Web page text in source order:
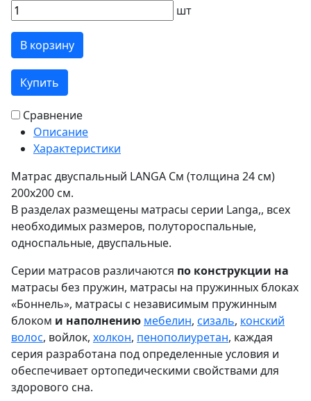
шт
В корзину
Купить
Сравнение
Описание
Характеристики
Матрас двуспальный LANGA См (толщина 24 см)
200х200 см.
В разделах размещены матрасы серии Langa,, всех
необходимых размеров, полутороспальные,
односпальные, двуспальные.
Серии матрасов различаются по конструкции на
матрасы без пружин, матрасы на пружинных блоках
«Боннель», матрасы с независимым пружинным
блоком и наполнению мебелин, сизаль, конский
волос, войлок, холкон, пенополиуретан, каждая
серия разработана под определенные условия и
обеспечивает ортопедическими свойствами для
здорового сна.